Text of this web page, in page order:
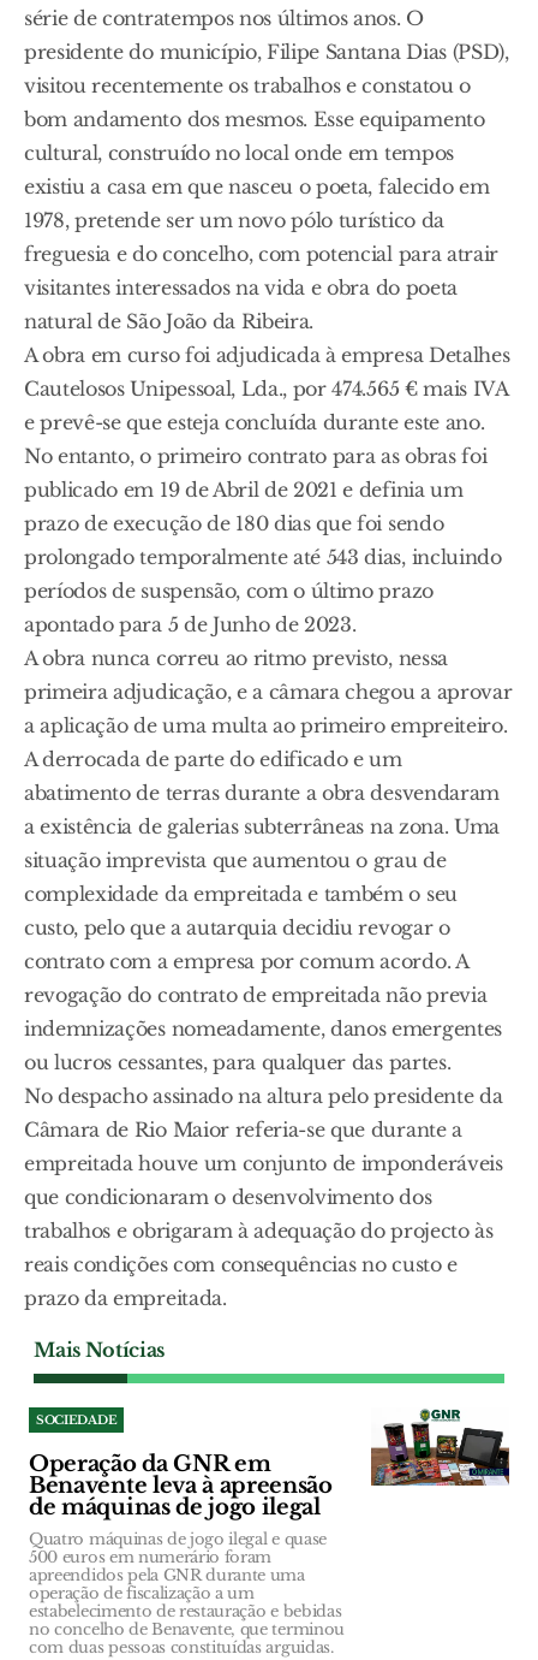
série de contratempos nos últimos anos. O
presidente do município, Filipe Santana Dias (PSD),
visitou recentemente os trabalhos e constatou o
bom andamento dos mesmos. Esse equipamento
cultural, construído no local onde em tempos
existiu a casa em que nasceu o poeta, falecido em
1978, pretende ser um novo pólo turístico da
freguesia e do concelho, com potencial para atrair
visitantes interessados na vida e obra do poeta
natural de São João da Ribeira.
A obra em curso foi adjudicada à empresa Detalhes
Cautelosos Unipessoal, Lda., por 474.565 € mais IVA
e prevê-se que esteja concluída durante este ano.
No entanto, o primeiro contrato para as obras foi
publicado em 19 de Abril de 2021 e definia um
prazo de execução de 180 dias que foi sendo
prolongado temporalmente até 543 dias, incluindo
períodos de suspensão, com o último prazo
apontado para 5 de Junho de 2023.
A obra nunca correu ao ritmo previsto, nessa
primeira adjudicação, e a câmara chegou a aprovar
a aplicação de uma multa ao primeiro empreiteiro.
A derrocada de parte do edificado e um
abatimento de terras durante a obra desvendaram
a existência de galerias subterrâneas na zona. Uma
situação imprevista que aumentou o grau de
complexidade da empreitada e também o seu
custo, pelo que a autarquia decidiu revogar o
contrato com a empresa por comum acordo. A
revogação do contrato de empreitada não previa
indemnizações nomeadamente, danos emergentes
ou lucros cessantes, para qualquer das partes.
No despacho assinado na altura pelo presidente da
Câmara de Rio Maior referia-se que durante a
empreitada houve um conjunto de imponderáveis
que condicionaram o desenvolvimento dos
trabalhos e obrigaram à adequação do projecto às
reais condições com consequências no custo e
prazo da empreitada.
Mais Notícias
SOCIEDADE
Operação da GNR em
Benavente leva à apreensão
de máquinas de jogo ilegal
Quatro máquinas de jogo ilegal e quase
500 euros em numerário foram
apreendidos pela GNR durante uma
operação de fiscalização a um
estabelecimento de restauração e bebidas
no concelho de Benavente, que terminou
com duas pessoas constituídas arguidas.